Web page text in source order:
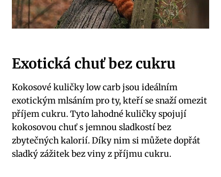
Exotická chuť bez cukru
Kokosové kuličky low carb jsou ideálním
exotickým mlsáním pro ty, kteří se snaží omezit
příjem cukru. Tyto lahodné kuličky spojují
kokosovou chuť s jemnou sladkostí bez
zbytečných kalorií. Díky nim si můžete dopřát
sladký zážitek bez viny z příjmu cukru.